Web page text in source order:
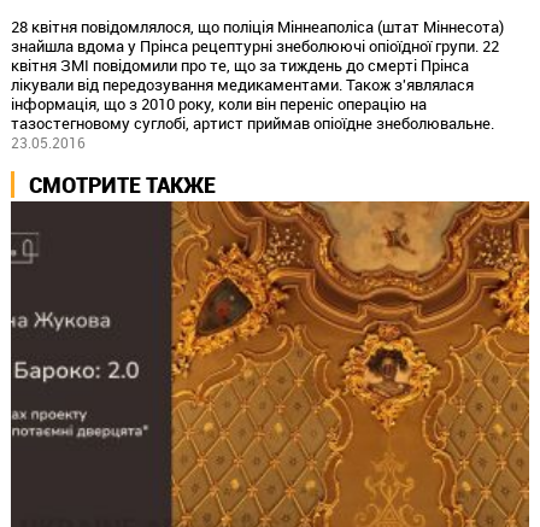
28 квітня повідомлялося, що поліція Міннеаполіса (штат Міннесота)
знайшла вдома у Прінса рецептурні знеболюючі опіоїдної групи. 22
квітня ЗМІ повідомили про те, що за тиждень до смерті Прінса
лікували від передозування медикаментами. Також з'являлася
інформація, що з 2010 року, коли він переніс операцію на
тазостегновому суглобі, артист приймав опіоїдне знеболювальне.
23.05.2016
СМОТРИТЕ ТАКЖЕ